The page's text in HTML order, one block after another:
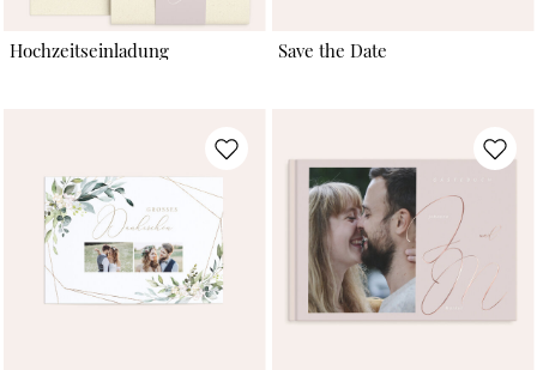
Hochzeitseinladung Save the Date